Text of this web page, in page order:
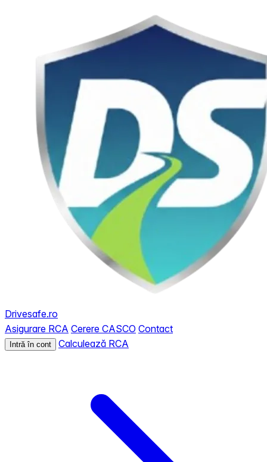
Drivesafe.ro
Asigurare RCA Cerere CASCO Contact
Intră în cont Calculează RCA